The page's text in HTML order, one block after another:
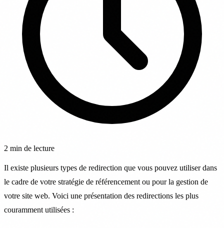
2 min de lecture
Il existe plusieurs types de redirection que vous pouvez utiliser dans
le cadre de votre stratégie de référencement ou pour la gestion de
votre site web. Voici une présentation des redirections les plus
couramment utilisées :